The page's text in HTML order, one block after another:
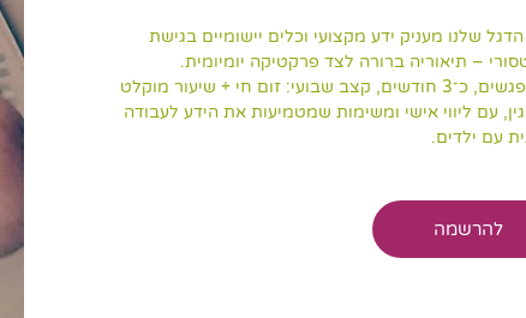
שלנו מעניק ידע מקצועי וכלים יישומיים בגישת
12 מפגשים, כ־3 חודשים, קצב שבועי: זום חי + שיעור מוקלט
עם ליווי אישי ומשימות שמטמיעות את הידע לעבודה
עם ילדים.
להרשמה